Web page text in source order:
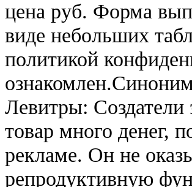
цена руб. Форма
виде небольших
политикой
Левитры: Создатели
товар много денег,
рекламе. Он не
репродуктивную